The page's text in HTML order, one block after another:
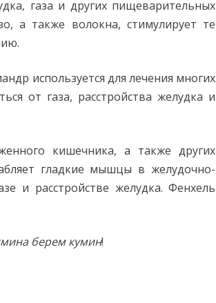
газа и других пищеварительных
а также волокна, стимулирует те
используется для лечения многих
от газа, расстройства желудка и
кишечника, а также других
гладкие мышцы в желудочно-
и расстройстве желудка. Фенхель
берем кумин!